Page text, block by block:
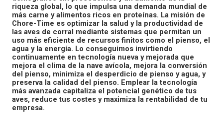
riqueza global, lo que impulsa una demanda mundial de
más carne y alimentos ricos en proteínas. La misión de
Chore-Time es optimizar la salud y la productividad de
las aves de corral mediante sistemas que permitan un
uso más eficiente de recursos finitos como el pienso, el
agua y la energía. Lo conseguimos invirtiendo
continuamente en tecnología nueva y mejorada que
mejora el clima de la nave avícola, mejora la conversión
del pienso, minimiza el desperdicio de pienso y agua, y
preserva la calidad del pienso. Emplear la tecnología
más avanzada capitaliza el potencial genético de tus
aves, reduce tus costes y maximiza la rentabilidad de tu
empresa.